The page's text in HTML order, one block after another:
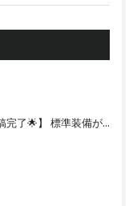
【🌟本日のYouTube投稿完了🌟】 標準装備が凄い!!1オーナー・無転倒の極上中古車🔥 「NORDEN 901 EXPEDITION」が入荷いたしました✨ 【Husqvarna Motorcycles山形】